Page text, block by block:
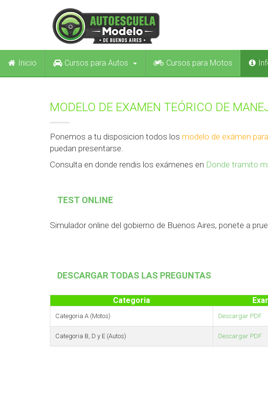
Inicio Cursos para Autos Cursos para Motos
MODELO DE EXAMEN TEÓRICO DE
Ponemos a tu disposicion todos los modelo de exámen
puedan presentarse.
Consulta en donde rendis los exámenes en Donde tramito
TEST ONLINE
Simulador online del gobierno de Buenos Aires, ponete a
DESCARGAR TODAS LAS PREGUNTAS
Categoria
Categoria A (Motos) Descargar PDF
Categoria B, D y E (Autos) Descargar PDF